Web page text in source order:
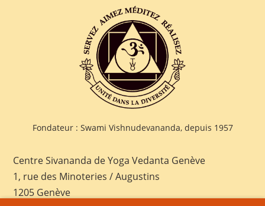
Fondateur : Swami Vishnudevananda, depuis 1957
Centre Sivananda de Yoga Vedanta Genève
1, rue des Minoteries / Augustins
1205 Genève